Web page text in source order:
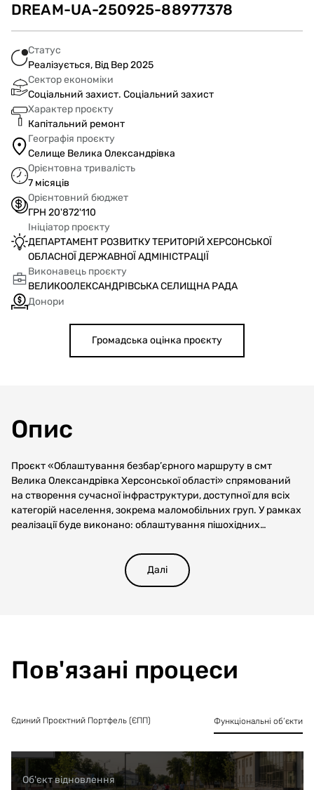
DREAM-UA-250925-88977378
Статус
Реалізується, Від Вер 2025
Сектор економіки
Соціальний захист. Соціальний захист
Характер проєкту
Капітальний ремонт
Географія проєкту
Селище Велика Олександрівка
Орієнтовна тривалість
7 місяців
Орієнтовний бюджет
ГРН 20'872'110
Ініціатор проєкту
ДЕПАРТАМЕНТ РОЗВИТКУ ТЕРИТОРІЙ ХЕРСОНСЬКОЇ
ОБЛАСНОЇ ДЕРЖАВНОЇ АДМІНІСТРАЦІЇ
Виконавець проєкту
ВЕЛИКООЛЕКСАНДРІВСЬКА СЕЛИЩНА РАДА
Донори
Громадська оцінка проєкту
Опис
Проєкт «Облаштування безбар’єрного маршруту в смт
Велика Олександрівка Херсонської області» спрямований
на створення сучасної інфраструктури, доступної для всіх
категорій населення, зокрема маломобільних груп. У рамках
реалізації буде виконано: облаштування пішохідних
встановлення понижених бордюрів у місцях перетину з
проїжджою частиною; монтаж пандусів на ділянках зі
складним рельєфом; інтеграція тактильної плитки для
мешканців, а також покращенню туристичної привабливості
населеного пункту.
Далі
Пов'язані процеси
Єдиний Проєктний Портфель (ЄПП) Функціональні об’єкти
Об'єкт відновлення